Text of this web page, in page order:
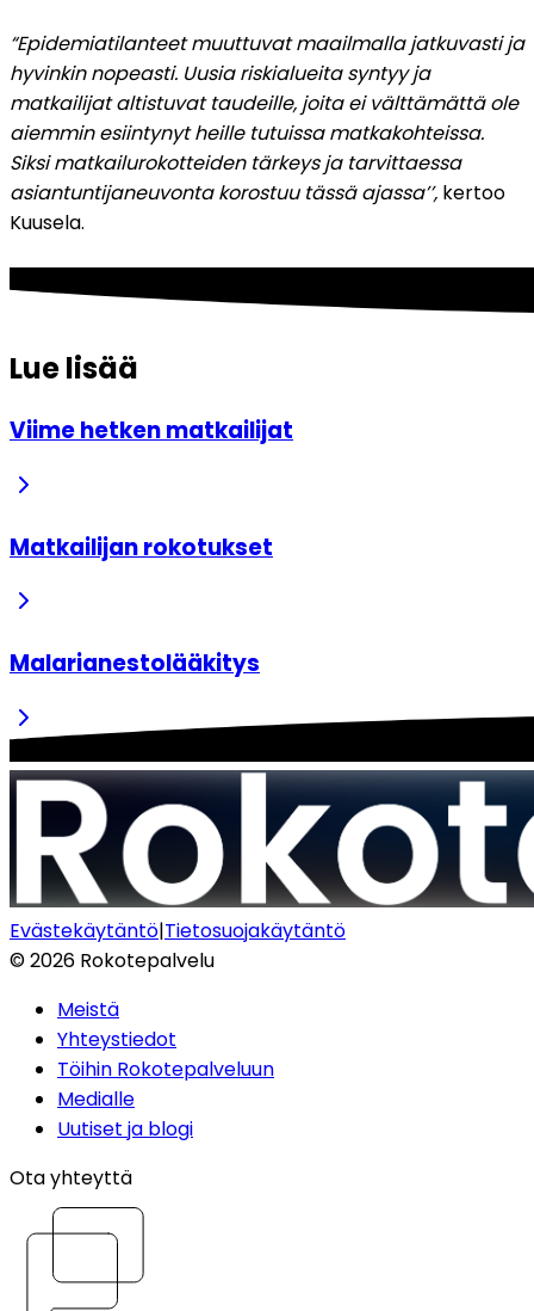
“Epidemiatilanteet muuttuvat maailmalla jatkuvasti ja
hyvinkin nopeasti. Uusia riskialueita syntyy ja
matkailijat altistuvat taudeille, joita ei välttämättä ole
aiemmin esiintynyt heille tutuissa matkakohteissa.
Siksi matkailurokotteiden tärkeys ja tarvittaessa
asiantuntijaneuvonta korostuu tässä ajassa’’, kertoo
Kuusela.
Lue lisää
Viime hetken matkailijat
Matkailijan rokotukset
Malarianestolääkitys
Evästekäytäntö|Tietosuojakäytäntö
©2026 Rokotepalvelu
Meistä
Yhteystiedot
Töihin Rokotepalveluun
Medialle
Uutiset ja blogi
Ota yhteyttä